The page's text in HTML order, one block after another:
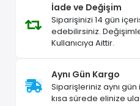
İade ve Değişim
Siparişinizi 14 gün
edebilirsiniz.
Kullanıcıya Aittir.
Aynı Gün Kargo
Siparişleriniz aynı gün
kısa sürede elinize